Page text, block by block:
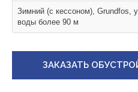
Зимний (с кессоном), Grundfos,
воды более 90 м
ЗАКАЗАТЬ